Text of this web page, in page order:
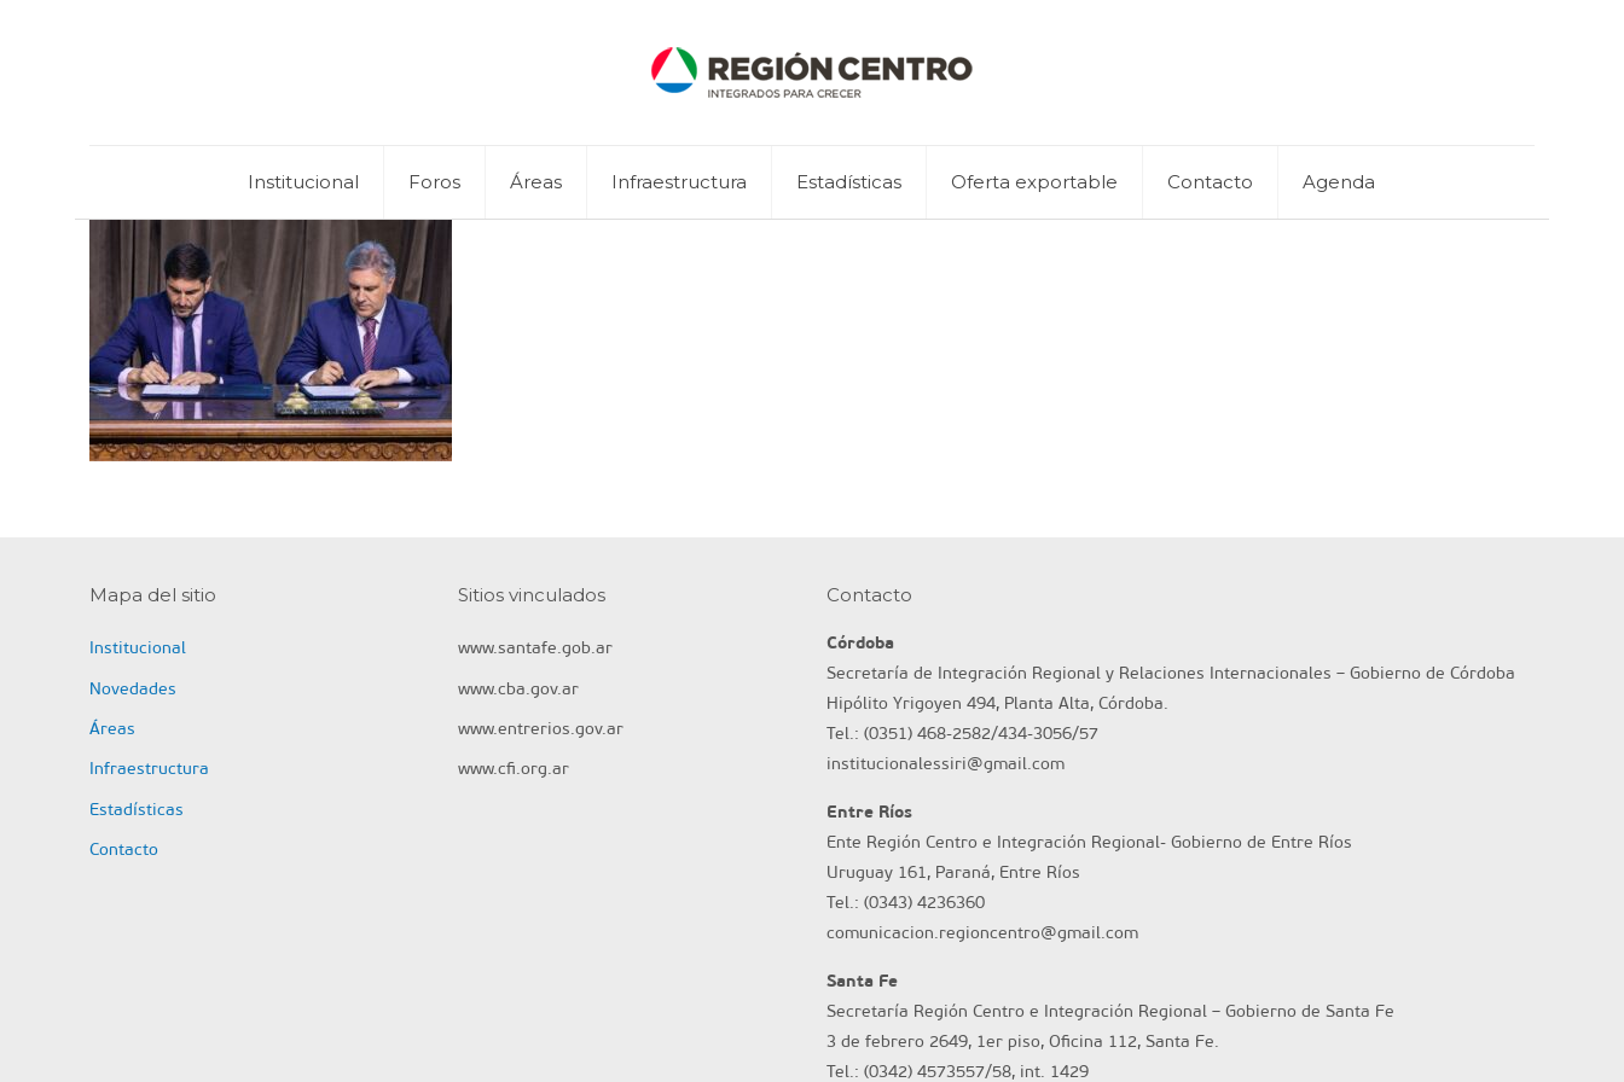
Institucional Foros Áreas Infraestructura Estadísticas Oferta exportable Contacto Agenda
Mapa del sitio
Institucional
Novedades
Áreas
Infraestructura
Estadísticas
Contacto
Sitios vinculados
www.santafe.gob.ar
www.cba.gov.ar
www.entrerios.gov.ar
www.cfi.org.ar
Contacto
Córdoba
Secretaría de Integración Regional y Relaciones Internacionales – Gobierno de Córdoba
Hipólito Yrigoyen 494, Planta Alta, Córdoba.
Tel.: (0351) 468-2582/434-3056/57
institucionalessiri@gmail.com
Entre Ríos
Ente Región Centro e Integración Regional- Gobierno de Entre Ríos
Uruguay 161, Paraná, Entre Ríos
Tel.: (0343) 4236360
comunicacion.regioncentro@gmail.com
Santa Fe
Secretaría Región Centro e Integración Regional – Gobierno de Santa Fe
3 de febrero 2649, 1er piso, Oficina 112, Santa Fe.
Tel.: (0342) 4573557/58, int. 1429